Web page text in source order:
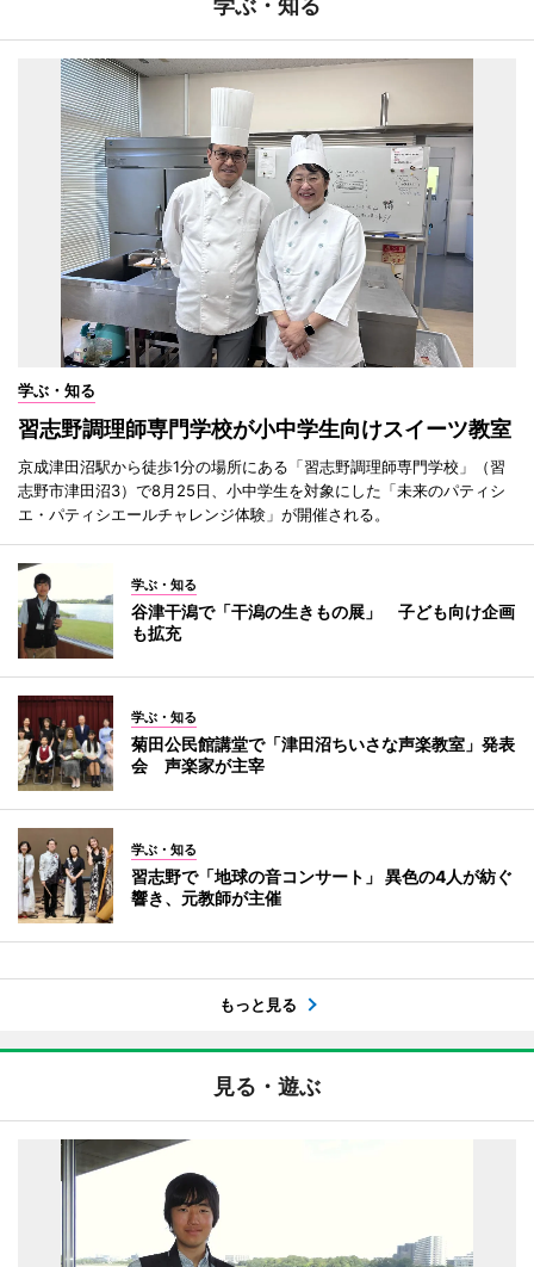
学ぶ・知る
習志野調理師専門学校が小中学生向けスイーツ教室
京成津田沼駅から徒歩1分の場所にある「習志野調理師専門学校」（習
志野市津田沼3）で8月25日、小中学生を対象にした「未来のパティシ
エ・パティシエールチャレンジ体験」が開催される。
学ぶ・知る
谷津干潟で「干潟の生きもの展」 子ども向け企画
も拡充
学ぶ・知る
菊田公民館講堂で「津田沼ちいさな声楽教室」発表
会 声楽家が主宰
学ぶ・知る
習志野で「地球の音コンサート」 異色の4人が紡ぐ
響き、元教師が主催
もっと見る
見る・遊ぶ